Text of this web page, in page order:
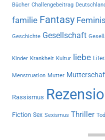
Bücher Challengebeitrag
familie Fantasy
Geschichte Gesellschaft
Kinder Krankheit Kultur liebe
Menstruation Mutter
Rassismus
Fiction Sex Sexismus Thriller Tod